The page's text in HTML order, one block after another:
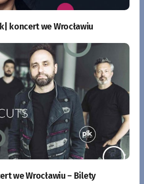
koncert we Wrocławiu
we Wrocławiu – Bilety